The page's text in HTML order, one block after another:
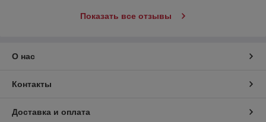
Показать все отзывы
О нас
Контакты
Доставка и оплата